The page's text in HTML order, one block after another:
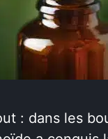
: dans les